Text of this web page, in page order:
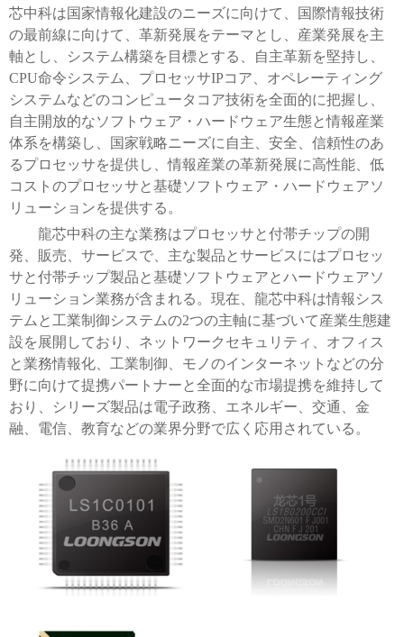
芯中科は国家情報化建設のニーズに向けて、国際情報技術
の最前線に向けて、革新発展をテーマとし、産業発展を主
軸とし、システム構築を目標とする、自主革新を堅持し、
CPU命令システム、プロセッサIPコア、オペレーティング
システムなどのコンピュータコア技術を全面的に把握し、
自主開放的なソフトウェア・ハードウェア生態と情報産業
体系を構築し、国家戦略ニーズに自主、安全、信頼性のあ
るプロセッサを提供し、情報産業の革新発展に高性能、低
コストのプロセッサと基礎ソフトウェア・ハードウェアソ
リューションを提供する。
龍芯中科の主な業務はプロセッサと付帯チップの開
発、販売、サービスで、主な製品とサービスにはプロセッ
サと付帯チップ製品と基礎ソフトウェアとハードウェアソ
リューション業務が含まれる。現在、龍芯中科は情報シス
テムと工業制御システムの2つの主軸に基づいて産業生態建
設を展開しており、ネットワークセキュリティ、オフィス
と業務情報化、工業制御、モノのインターネットなどの分
野に向けて提携パートナーと全面的な市場提携を維持して
おり、シリーズ製品は電子政務、エネルギー、交通、金
融、電信、教育などの業界分野で広く応用されている。